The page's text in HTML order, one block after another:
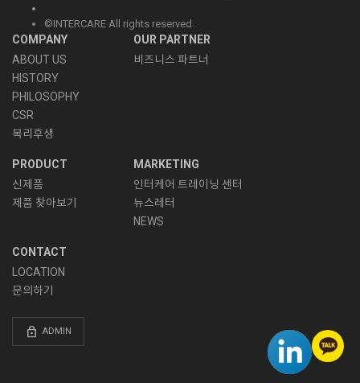
©INTERCARE All rights reserved.
COMPANY
ABOUT US
HISTORY
PHILOSOPHY
CSR
복리후생
OUR PARTNER
비즈니스 파트너
PRODUCT
신제품
제품 찾아보기
MARKETING
인터케어 트레이닝 센터
뉴스레터
NEWS
CONTACT
LOCATION
문의하기
lock ADMIN